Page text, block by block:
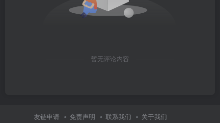
暂无评论内容
友链申请 免责声明 联系我们 关于我们